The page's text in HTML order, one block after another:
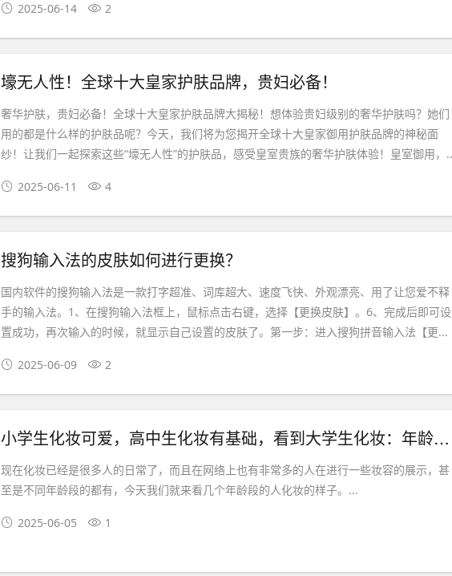
2025-06-14 2
壕无人性！全球十大皇家护肤品牌，贵妇必备！
奢华护肤，贵妇必备！全球十大皇家护肤品牌大揭秘！想体验贵妇级别的奢华护肤吗？她们
用的都是什么样的护肤品呢？今天，我们将为您揭开全球十大皇家御用护肤品牌的神秘面
纱！让我们一起探索这些“壕无人性”的护肤品，感受皇室贵族的奢华护肤体验！皇室御用，
2025-06-11 4
搜狗输入法的皮肤如何进行更换？
国内软件的搜狗输入法是一款打字超准、词库超大、速度飞快、外观漂亮、用了让您爱不释
手的输入法。1、在搜狗输入法框上，鼠标点击右键，选择【更换皮肤】。6、完成后即可设
置成功，再次输入的时候，就显示自己设置的皮肤了。第一步：进入搜狗拼音输入法【更...
2025-06-09 2
小学生化妆可爱，高中生化妆有基础，看到大学生化妆：年龄不是白长的！
现在化妆已经是很多人的日常了，而且在网络上也有非常多的人在进行一些妆容的展示，甚
至是不同年龄段的都有，今天我们就来看几个年龄段的人化妆的样子。...
2025-06-05 1